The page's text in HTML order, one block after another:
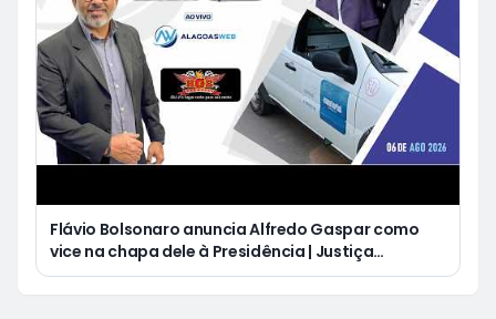
Flávio Bolsonaro anuncia Alfredo Gaspar como
vice na chapa dele à Presidência | Justiça
condena Equatorial a pagar R$ 3 mil a cliente que